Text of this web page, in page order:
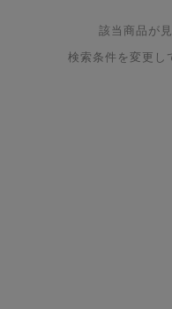
該当商品が
検索条件を変更し